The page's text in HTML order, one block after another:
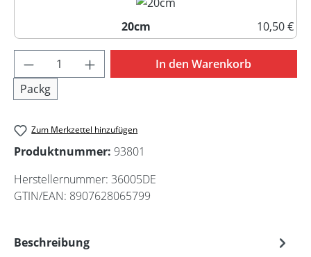
20cm
10,50 €
20cm
Produkt Anzahl: Gib den gewünschten
Packg
In den Warenkorb
Zum Merkzettel hinzufügen
Produktnummer: 93801
Herstellernummer: 36005DE
GTIN/EAN: 8907628065799
Beschreibung